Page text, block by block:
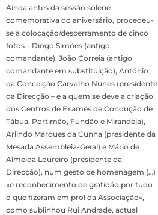
Ainda antes da sessão solene
comemorativa do aniversário, procedeu-
se à colocação/descerramento de cinco
fotos – Diogo Simões (antigo
comandante), João Correia (antigo
comandante em substituição), António
da Conceição Carvalho Nunes (presidente
da Direcção – e a quem se deve a criação
dos Centros de Exames de Condução de
Tábua, Portimão, Fundão e Mirandela),
Arlindo Marques da Cunha (presidente da
Mesada Assembleia-Geral) e Mário de
Almeida Loureiro (presidente da
Direcção), num gesto de homenagem (…)
«e reconhecimento de gratidão por tudo
o que fizeram em prol da Associação»,
como sublinhou Rui Andrade, actual